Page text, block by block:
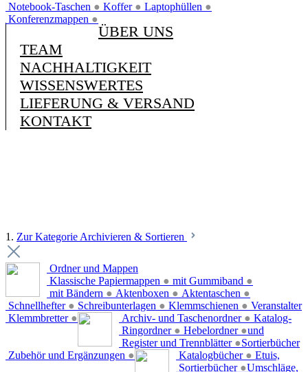
Notebook-Taschen ● Koffer ● Laptophüllen ●
Konferenzmappen ●
ÜBER UNS
TEAM
NACHHALTIGKEIT
WISSENSWERTES
LIEFERUNG & VERSAND
KONTAKT
1. Zur Kategorie Archivieren & Sortieren
Ordner und Mappen
Klassische Papiermappen ● mit Gummiband ●
mit Bändern ● Aktenboxen ● Aktentaschen ●
Schnellhefter ● Schreibunterlagen ● Klemmschienen ●
Klemmbretter ●
Veranstalter
Archiv- und Taschenordner ●
Ringordner ● Hebelordner ●
Register und Trennblätter ●
Zubehör und Ergänzungen ●
Katalog-
und
Sortierbücher
Katalogbücher ●
Sortierbücher ●
Etuis,
Umschläge,